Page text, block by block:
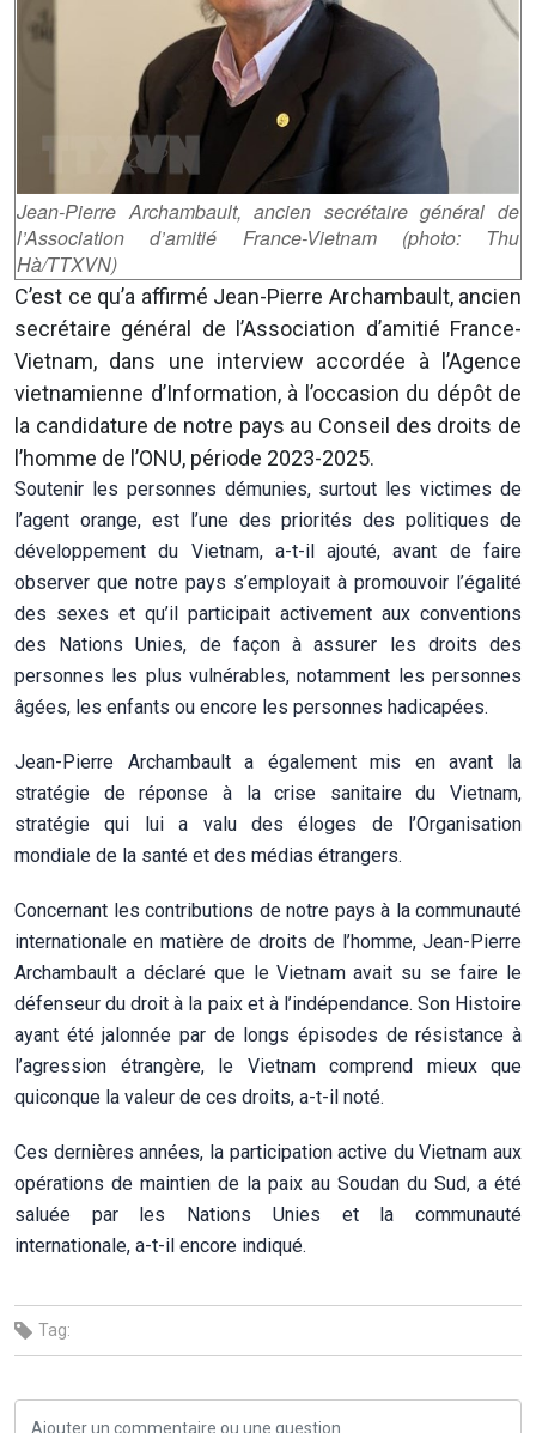
Jean-Pierre Archambault, ancien secrétaire général de
l’Association d’amitié France-Vietnam (photo: Thu
Hà/TTXVN)
C’est ce qu’a affirmé Jean-Pierre Archambault, ancien
secrétaire général de l’Association d’amitié France-
Vietnam, dans une interview accordée à l’Agence
vietnamienne d’Information, à l’occasion du dépôt de
la candidature de notre pays au Conseil des droits de
l’homme de l’ONU, période 2023-2025.
Soutenir les personnes démunies, surtout les victimes de
l’agent orange, est l’une des priorités des politiques de
développement du Vietnam, a-t-il ajouté, avant de faire
observer que notre pays s’employait à promouvoir l’égalité
des sexes et qu’il participait activement aux conventions
des Nations Unies, de façon à assurer les droits des
personnes les plus vulnérables, notamment les personnes
âgées, les enfants ou encore les personnes hadicapées.
Jean-Pierre Archambault a également mis en avant la
stratégie de réponse à la crise sanitaire du Vietnam,
stratégie qui lui a valu des éloges de l’Organisation
mondiale de la santé et des médias étrangers.
Concernant les contributions de notre pays à la communauté
internationale en matière de droits de l’homme, Jean-Pierre
Archambault a déclaré que le Vietnam avait su se faire le
défenseur du droit à la paix et à l’indépendance. Son Histoire
ayant été jalonnée par de longs épisodes de résistance à
l’agression étrangère, le Vietnam comprend mieux que
quiconque la valeur de ces droits, a-t-il noté.
Ces dernières années, la participation active du Vietnam aux
opérations de maintien de la paix au Soudan du Sud, a été
saluée par les Nations Unies et la communauté
internationale, a-t-il encore indiqué.
Tag: